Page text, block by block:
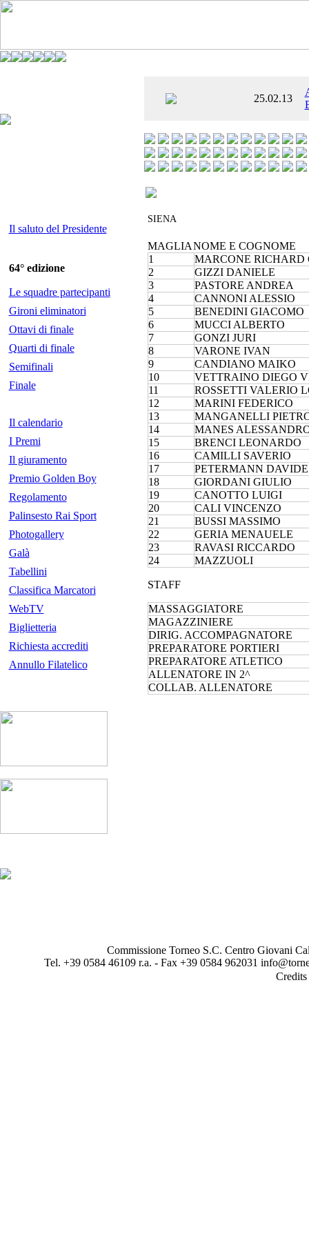
25.02.13
Il saluto del Presidente
64° edizione
Le squadre partecipanti
Gironi eliminatori
Ottavi di finale
Quarti di finale
Semifinali
Finale
Il calendario
I Premi
Il giuramento
Premio Golden Boy
Regolamento
Palinsesto Rai Sport
Photogallery
Galà
Tabellini
Classifica Marcatori
WebTV
Biglietteria
Richiesta accrediti
Annullo Filatelico
SIENA
MAGLIANOME E COGNOME
1
MARCONE RICHARD
2
GIZZI DANIELE
3
PASTORE ANDREA
4
CANNONI ALESSIO
5
BENEDINI GIACOMO
6
MUCCI ALBERTO
7
GONZI JURI
8
VARONE IVAN
9
CANDIANO MAIKO
10
VETTRAINO DIEGO
11
ROSSETTI VALERIO
12
MARINI FEDERICO
13
MANGANELLI
14
MANES
15
BRENCI LEONARDO
16
CAMILLI SAVERIO
17
PETERMANN DAVIDE
18
GIORDANI GIULIO
19
CANOTTO LUIGI
20
CALI VINCENZO
21
BUSSI MASSIMO
22
GERIA MENAUELE
23
RAVASI RICCARDO
24
MAZZUOLI
STAFF
MASSAGGIATORE
MAGAZZINIERE
DIRIG. ACCOMPAGNATORE
PREPARATORE PORTIERI
PREPARATORE ATLETICO
ALLENATORE IN 2^
COLLAB. ALLENATORE
Commissione Torneo S.C. Centro Giovani
Tel. +39 0584 46109 r.a. - Fax +39 0584 962031
Credits